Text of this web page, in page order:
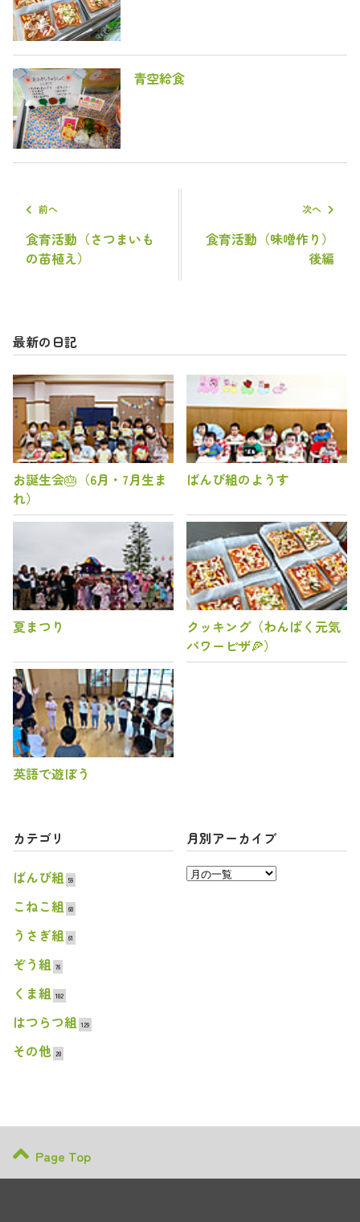
青空給食
前へ
食育活動（さつまいも
の苗植え）
次へ
食育活動（味噌作り）
後編
最新の日記
お誕生会🎂（6月・7月生ま
れ）
ばんび組のようす
夏まつり
クッキング（わんぱく元気
パワーピザ🍕）
英語で遊ぼう
カテゴリ
ばんび組 59
こねこ組 60
うさぎ組 61
ぞう組 76
くま組 102
はつらつ組 129
その他 20
月別アーカイブ
Page Top